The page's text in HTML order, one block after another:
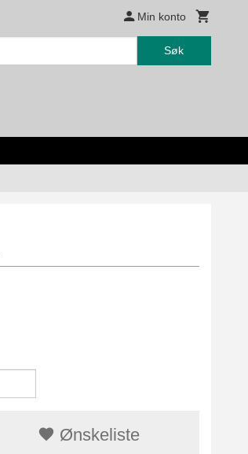
Min konto
Søk
Ønskeliste